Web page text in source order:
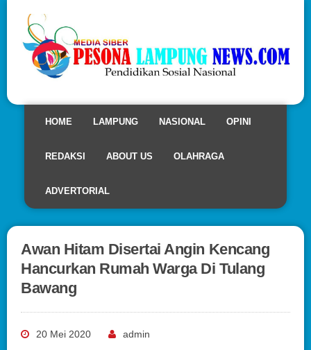
HOME LAMPUNG NASIONAL OPINI
REDAKSI ABOUT US OLAHRAGA
ADVERTORIAL
Awan Hitam Disertai Angin Kencang
Hancurkan Rumah Warga Di Tulang
Bawang
20 Mei 2020 admin